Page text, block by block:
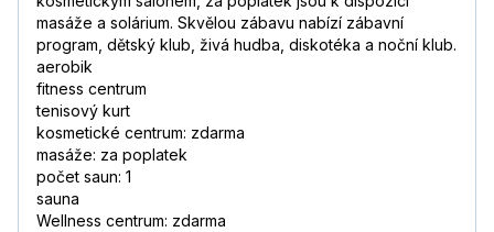
masáže a solárium. Skvělou zábavu nabízí zábavní
program, dětský klub, živá hudba, diskotéka a noční klub.
aerobik
fitness centrum
tenisový kurt
kosmetické centrum: zdarma
masáže: za poplatek
počet saun: 1
sauna
Wellness centrum: zdarma